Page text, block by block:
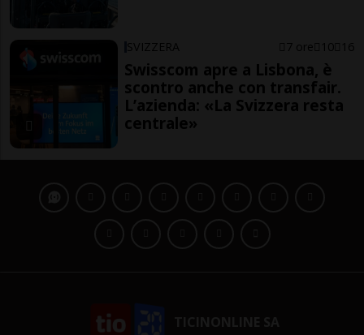
SVIZZERA 7 ore 10 16
Swisscom apre a Lisbona, è
scontro anche con transfair.
L’azienda: «La Svizzera resta
centrale»